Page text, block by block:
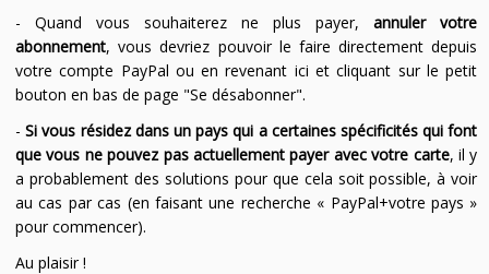
- Quand vous souhaiterez ne plus payer,annuler votre
abonnement, vous devriez pouvoir le faire directement depuis
votre compte PayPal ou en revenant ici et cliquant sur le petit
bouton en bas de page "Se désabonner".
-Si vous résidez dans un pays qui a certaines spécificités qui font
que vous ne pouvez pas actuellement payer avec votre carte, il y
a probablement des solutions pour que cela soit possible, à voir
au cas par cas (en faisant une recherche « PayPal+votre pays »
pour commencer).
Au plaisir !